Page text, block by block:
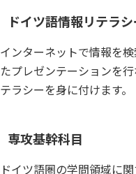
ドイツ語情報リテラシ
インターネットで情報を
たプレゼンテーションを
テラシーを身に付けます。
専攻基幹科目
ドイツ語圏の学問領域に